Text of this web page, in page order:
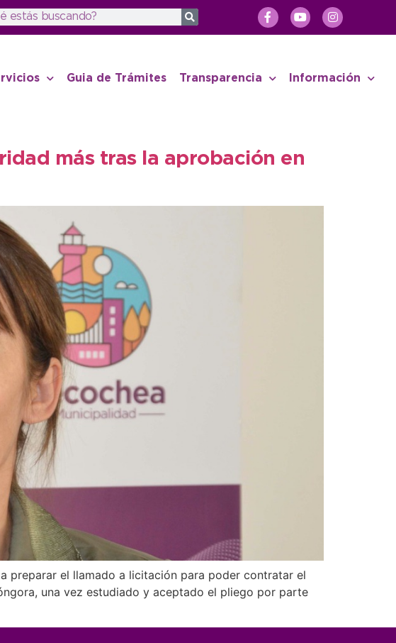
Guia de Trámites Transparencia Información
más tras la aprobación en
preparar el llamado a licitación para poder contratar el
una vez estudiado y aceptado el pliego por parte